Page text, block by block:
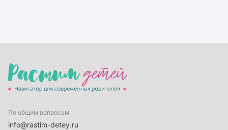
По общим вопросам
info@rastim-detey.ru